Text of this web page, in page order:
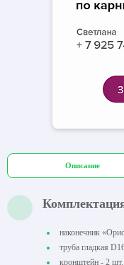
Описание
наконечник
труба гладкая
кронштейн - 2